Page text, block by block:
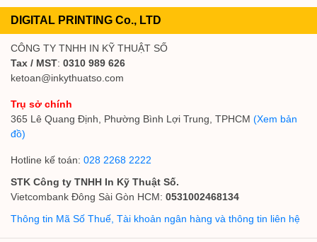
DIGITAL PRINTING Co., LTD
CÔNG TY TNHH IN KỸ THUẬT SỐ
Tax / MST: 0310 989 626
ketoan@inkythuatso.com
Trụ sở chính
365 Lê Quang Định, Phường Bình Lợi Trung, TPHCM (Xem bản
đồ)
Hotline kế toán: 028 2268 2222
STK Công ty TNHH In Kỹ Thuật Số.
Vietcombank Đông Sài Gòn HCM: 0531002468134
Thông tin Mã Số Thuế, Tài khoản ngân hàng và thông tin liên hệ